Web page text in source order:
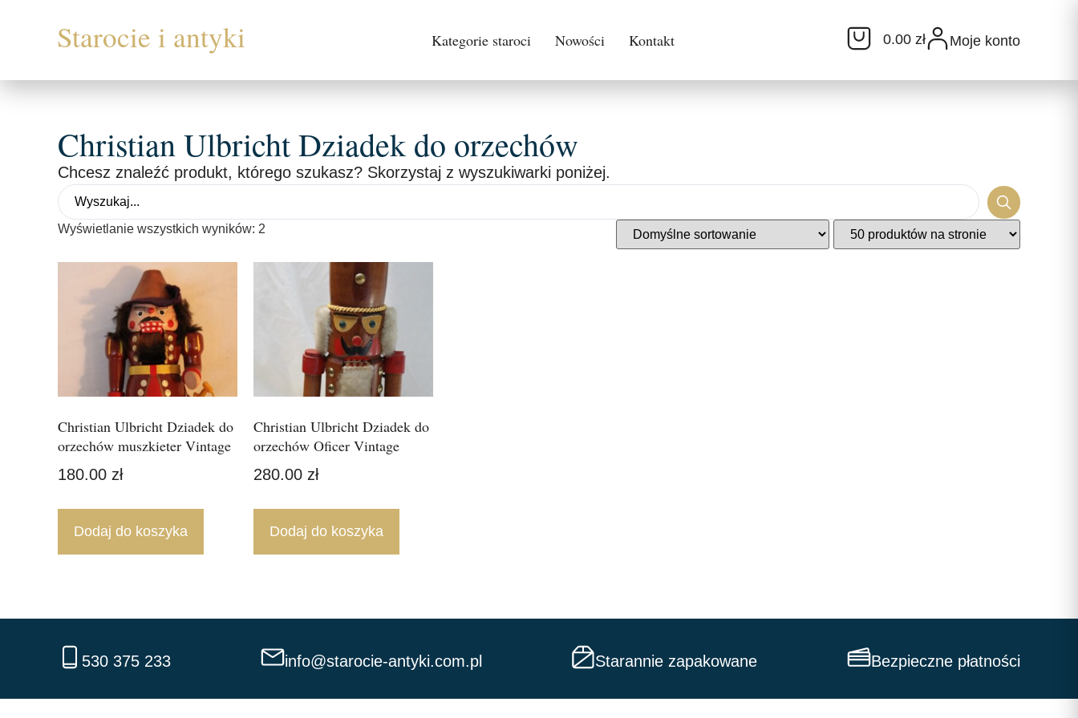
Kategorie staroci Nowości Kontakt 0.00 zł Moje konto
Christian Ulbricht Dziadek do orzechów
Chcesz znaleźć produkt, którego szukasz? Skorzystaj z wyszukiwarki poniżej.
Wyświetlanie wszystkich wyników: 2
Christian Ulbricht Dziadek do
orzechów muszkieter Vintage
180.00 zł
Dodaj do koszyka
Christian Ulbricht Dziadek do
orzechów Oficer Vintage
280.00 zł
Dodaj do koszyka
530 375 233 info@starocie-antyki.com.pl Starannie zapakowane Bezpieczne płatności